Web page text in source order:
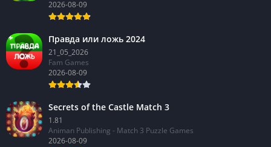
2026-08-09
Правда или ложь 2024
21_05_2026
Fam Games
2026-08-09
Secrets of the Castle Match 3
1.81
Animan Publishing - Match 3 Puzzle Games
2026-08-09